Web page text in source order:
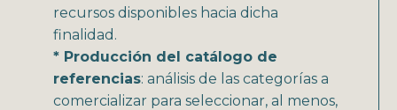
recursos disponibles hacia dicha
finalidad.
* Producción del catálogo de
referencias: análisis de las categorías a
comercializar para seleccionar, al menos,